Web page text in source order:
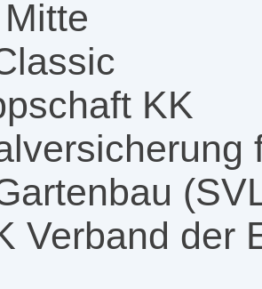
KK
Verband der